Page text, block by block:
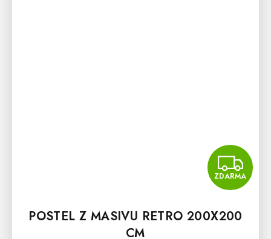
ZDARMA
POSTEL Z MASIVU RETRO 200X200
CM